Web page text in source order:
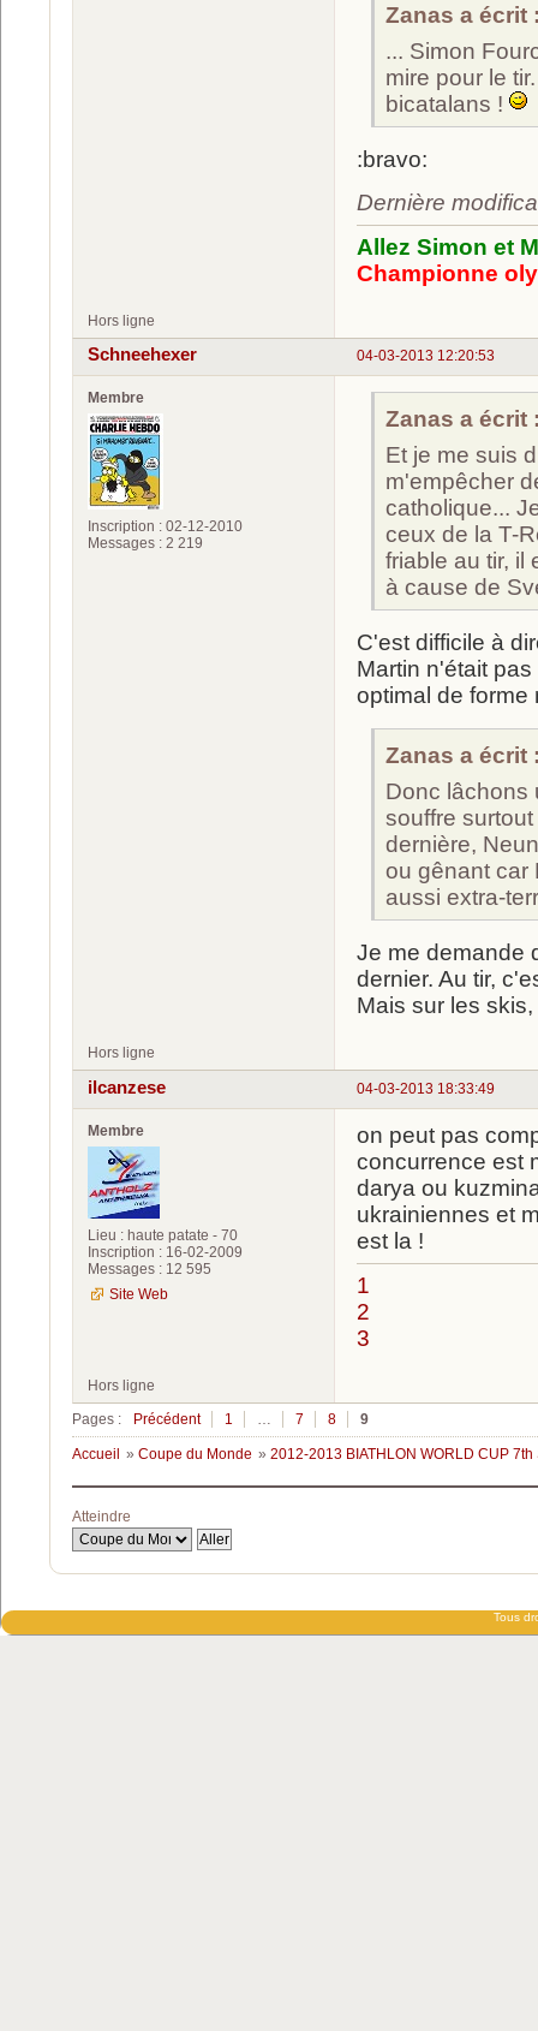
Zanas a écrit
... Simon
mire pour le
bicatalans !
:bravo:
Dernière
Allez Simon et
Championne
Hors ligne
04-03-2013 12:20:53
Schneehexer
Membre
Inscription : 02-12-2010
Messages : 2 219
Zanas a écrit
Et je me suis
m'empêcher
catholique...
ceux de la T-
friable au tir, il
à cause de
C'est difficile à
Martin n'était
optimal de forme
Zanas a écrit
Donc lâchons
souffre
dernière,
ou gênant car
aussi extra-
Je me demande
dernier. Au tir,
Mais sur les
Hors ligne
04-03-2013 18:33:49
ilcanzese
Membre
Lieu : haute patate - 70
Inscription : 16-02-2009
Messages : 12 595
Site Web
on peut pas
concurrence est
darya ou
ukrainiennes et
est la !
1
2
3
Hors ligne
Pages :
Précédent 1 7 8 9
Accueil » Coupe du Monde » 2012-2013 BIATHLON WORLD CUP
Atteindre
Tous